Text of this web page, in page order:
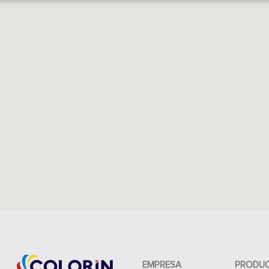
EMPRESA